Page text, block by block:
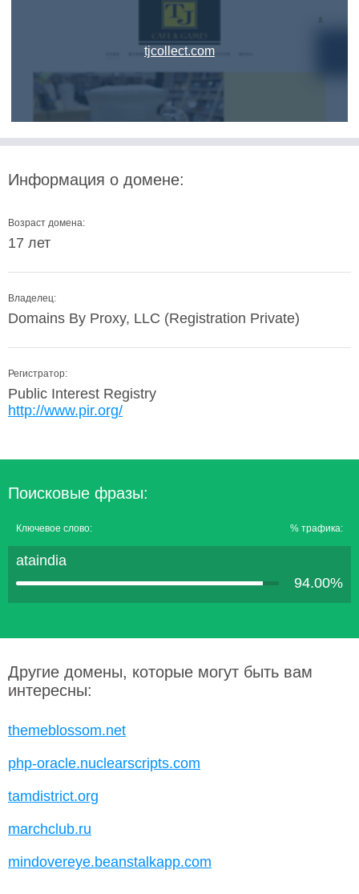
tjcollect.com
Информация о домене:
Возраст домена:
17 лет
Владелец:
Domains By Proxy, LLC (Registration Private)
Регистратор:
Public Interest Registry
http://www.pir.org/
Поисковые фразы:
Ключевое слово: % трафика:
ataindia
94.00%
Другие домены, которые могут быть вам
интересны:
themeblossom.net
php-oracle.nuclearscripts.com
tamdistrict.org
marchclub.ru
mindovereye.beanstalkapp.com